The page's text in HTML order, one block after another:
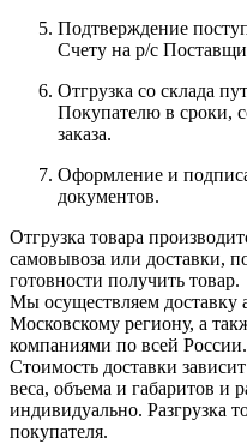
Подтверждение
Счету на р/с
Отгрузка со склада
Покупателю в сроки,
заказа.
Оформление и
документов.
Отгрузка товара
самовывоза или доставки,
готовности получить товар.
Мы осуществляем доставку
Московскому региону, а
компаниями по всей России.
Стоимость доставки
веса, объема и габаритов и
индивидуально. Разгрузка
покупателя.